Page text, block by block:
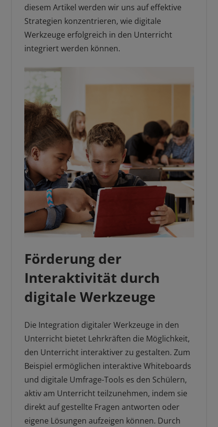
diesem Artikel werden wir uns auf effektive
Strategien konzentrieren, wie digitale
Werkzeuge erfolgreich in den Unterricht
integriert werden können.
Förderung der
Interaktivität durch
digitale Werkzeuge
Die Integration digitaler Werkzeuge in den
Unterricht bietet Lehrkräften die Möglichkeit,
den Unterricht interaktiver zu gestalten. Zum
Beispiel ermöglichen interaktive Whiteboards
und digitale Umfrage-Tools es den Schülern,
aktiv am Unterricht teilzunehmen, indem sie
direkt auf gestellte Fragen antworten oder
eigene Lösungen aufzeigen können. Durch